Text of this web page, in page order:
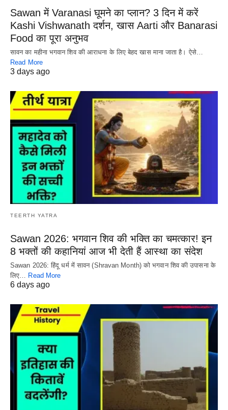
Sawan में Varanasi घूमने का प्लान? 3 दिन में करें
Kashi Vishwanath दर्शन, खास Aarti और Banarasi
Food का पूरा अनुभव
सावन का महीना भगवान शिव की आराधना के लिए बेहद खास माना जाता है। ऐसे…
Read More
3 days ago
TEERTH YATRA
Sawan 2026: भगवान शिव की भक्ति का चमत्कार! इन
8 भक्तों की कहानियां आज भी देती हैं आस्था का संदेश
Sawan 2026: हिंदू धर्म में सावन (Shravan Month) को भगवान शिव की उपासना के
लिए…
Read More
6 days ago